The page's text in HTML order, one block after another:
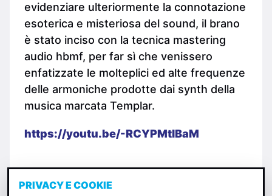
evidenziare ulteriormente la connotazione
esoterica e misteriosa del sound, il brano
è stato inciso con la tecnica mastering
audio hbmf, per far sì che venissero
enfatizzate le molteplici ed alte frequenze
delle armoniche prodotte dai synth della
musica marcata Templar.
https://youtu.be/-RCYPMtIBaM
PRIVACY E COOKIE